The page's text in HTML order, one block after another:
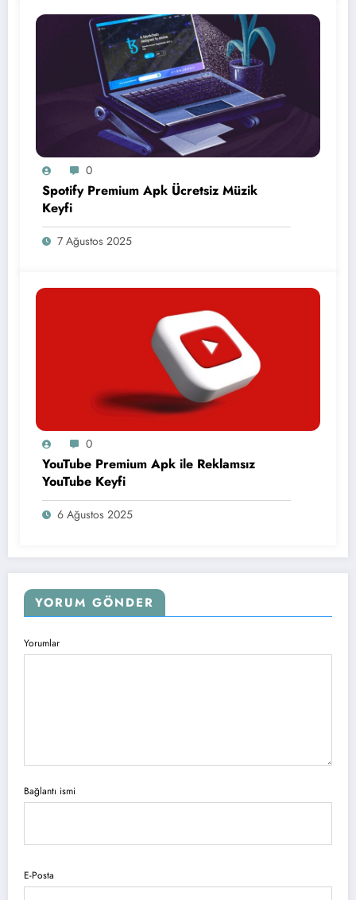
0
Spotify Premium Apk Ücretsiz Müzik
Keyfi
7 Ağustos 2025
0
YouTube Premium Apk ile Reklamsız
YouTube Keyfi
6 Ağustos 2025
YORUM GÖNDER
Yorumlar
Bağlantı ismi
E-Posta